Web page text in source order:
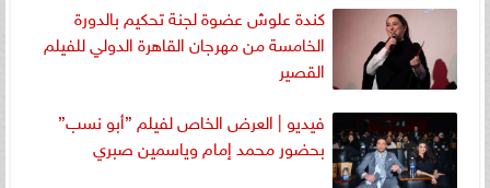
كندة علوش عضوة لجنة تحكيم بالدورة
الخامسة من مهرجان القاهرة الدولي للفيلم
القصير
فيديو | العرض الخاص لفيلم ”أبو نسب”
بحضور محمد إمام وياسمين صبري